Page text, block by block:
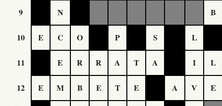
9 N B
10 E C O P S L
11 E R R A T A I L
12 E M B E T E A V E